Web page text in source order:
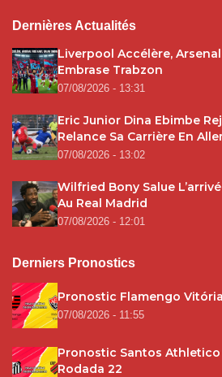
Dernières Actualités
Liverpool Accélère,
Embrase Trabzon
07/08/2026 - 13:31
Eric Junior Dina Ebimbe
Relance Sa Carrière En
07/08/2026 - 13:02
Wilfried Bony Salue
Au Real Madrid
07/08/2026 - 12:01
Derniers Pronostics
Pronostic Flamengo
07/08/2026 - 11:55
Pronostic Santos Athletico
Rodada 22